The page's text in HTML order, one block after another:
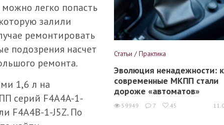
Статьи / Практика
Эволюция ненадежности:
современные МКПП стали
дороже «автоматов»
59949 7 45
легко попасть
залили
ремонтировать
подозрения насчет
ремонта.
1,6 л на
серий F4A4A-1-
F4A4B-1-J5Z. По